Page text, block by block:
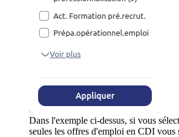
Dans l'exemple ci-dessus, si vous
seules les offres d'emploi en CDI vous